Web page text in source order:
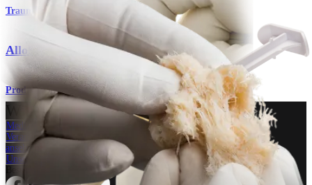
Trauma Obere Extremitäten
AlloSync™ Bone Grafts
Produkt
Wie können wir Ihnen helfen?
Medizinproduktberater:in kontaktieren
Veranstaltungen, Lab-Vorführungen und Schulungsmöglichkeiten
ansehen
Unseren Newsletter abonnieren